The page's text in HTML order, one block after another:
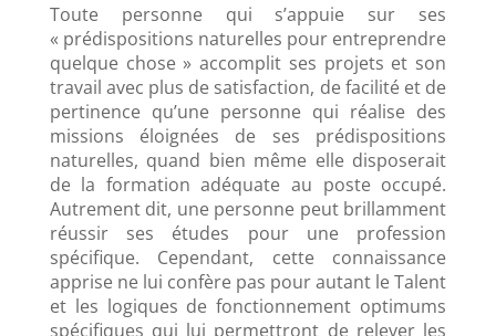
Toute personne qui s’appuie sur ses
« prédispositions naturelles pour entreprendre
quelque chose » accomplit ses projets et son
travail avec plus de satisfaction, de facilité et de
pertinence qu’une personne qui réalise des
missions éloignées de ses prédispositions
naturelles, quand bien même elle disposerait
de la formation adéquate au poste occupé.
Autrement dit, une personne peut brillamment
réussir ses études pour une profession
spécifique. Cependant, cette connaissance
apprise ne lui confère pas pour autant le Talent
et les logiques de fonctionnement optimums
spécifiques qui lui permettront de relever les